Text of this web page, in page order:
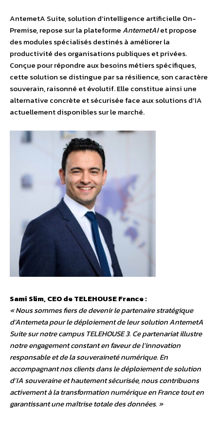
AntemetA Suite, solution d’intelligence artificielle On-
Premise, repose sur la plateforme AntemetAIet propose
des modules spécialisés destinés à améliorer la
productivité des organisations publiques et privées.
Conçue pour répondre aux besoins métiers spécifiques,
cette solution se distingue par sa résilience, son caractère
souverain, raisonné et évolutif. Elle constitue ainsi une
alternative concrète et sécurisée face aux solutions d’IA
actuellement disponibles sur le marché.
Sami Slim, CEO de TELEHOUSE France :
« Nous sommes fiers de devenir le partenaire stratégique
d’Antemeta pour le déploiement de leur solution AntemetA
Suite sur notre campus TELEHOUSE 3. Ce partenariat illustre
notre engagement constant en faveur de l’innovation
responsable et de la souveraineté numérique. En
accompagnant nos clients dans le déploiement de solution
d’IA souveraine et hautement sécurisée, nous contribuons
activement à la transformation numérique en France tout en
garantissant une maîtrise totale des données. »